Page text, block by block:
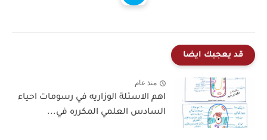
قد يعجبك ايضا
منذ عام
اهم الاسئلة الوزاريه في رسومات احياء
السادس العلمي المكرره في...